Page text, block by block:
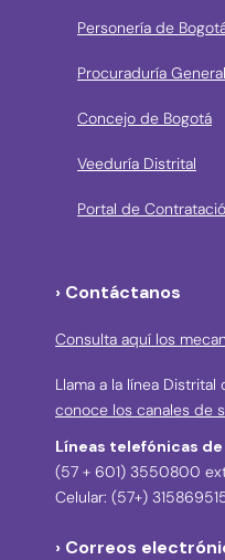
Personería de
Procuraduría
Concejo de Bogotá
Veeduría Distrital
Portal de
› Contáctanos
Consulta aquí los
Llama a la línea
conoce los canales de
Líneas telefónicas
(57 + 601) 3550800
Celular: (57+)
› Correos